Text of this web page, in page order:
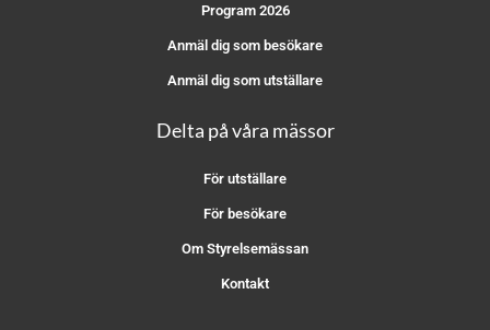
Program 2026
Anmäl dig som besökare
Anmäl dig som utställare
Delta på våra mässor
För utställare
För besökare
Om Styrelsemässan
Kontakt